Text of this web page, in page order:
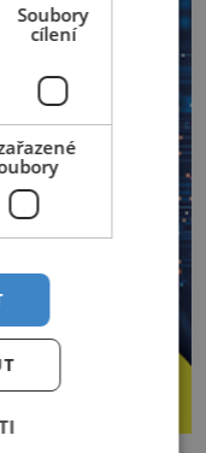
Soubory
cílení